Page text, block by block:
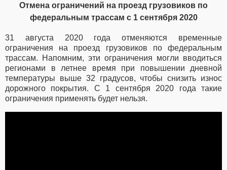
Отмена ограничений на проезд грузовиков по
федеральным трассам с 1 сентября 2020
31 августа 2020 года отменяются временные
ограничения на проезд грузовиков по федеральным
трассам. Напомним, эти ограничения могли вводиться
регионами в летнее время при повышении дневной
температуры выше 32 градусов, чтобы снизить износ
дорожного покрытия. С 1 сентября 2020 года такие
ограничения применять будет нельзя.